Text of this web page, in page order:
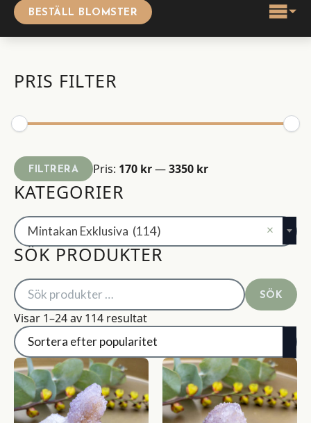
BESTÄLL BLOMSTER
PRIS FILTER
Min
pris
Max
pris
FILTRERA Pris: 170 kr—3350 kr
KATEGORIER
×
Mintakan Exklusiva (114)
SÖK PRODUKTER
Sök
efter:
SÖK
Visar 1–24 av 114 resultatSortera
popularitet